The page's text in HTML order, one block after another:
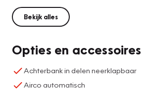
Bekijk alles
Opties en accessoires
Achterbank in delen neerklapbaar
Airco automatisch